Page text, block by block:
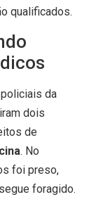
qualificados.
da
dois
de
. No
foi preso,
foragido.